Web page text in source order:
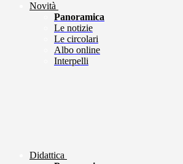
Novità
Panoramica
Le notizie
Le circolari
Albo online
Interpelli
Didattica